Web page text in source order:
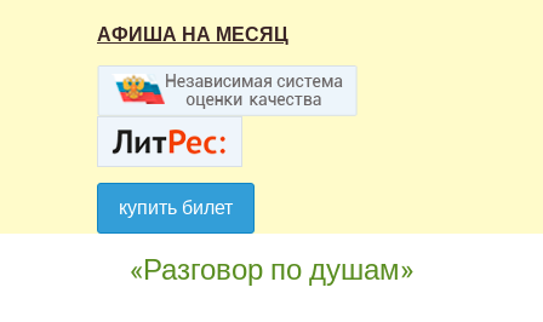
купить билет
АФИША НА МЕСЯЦ
купить билет
«Разговор по душам»